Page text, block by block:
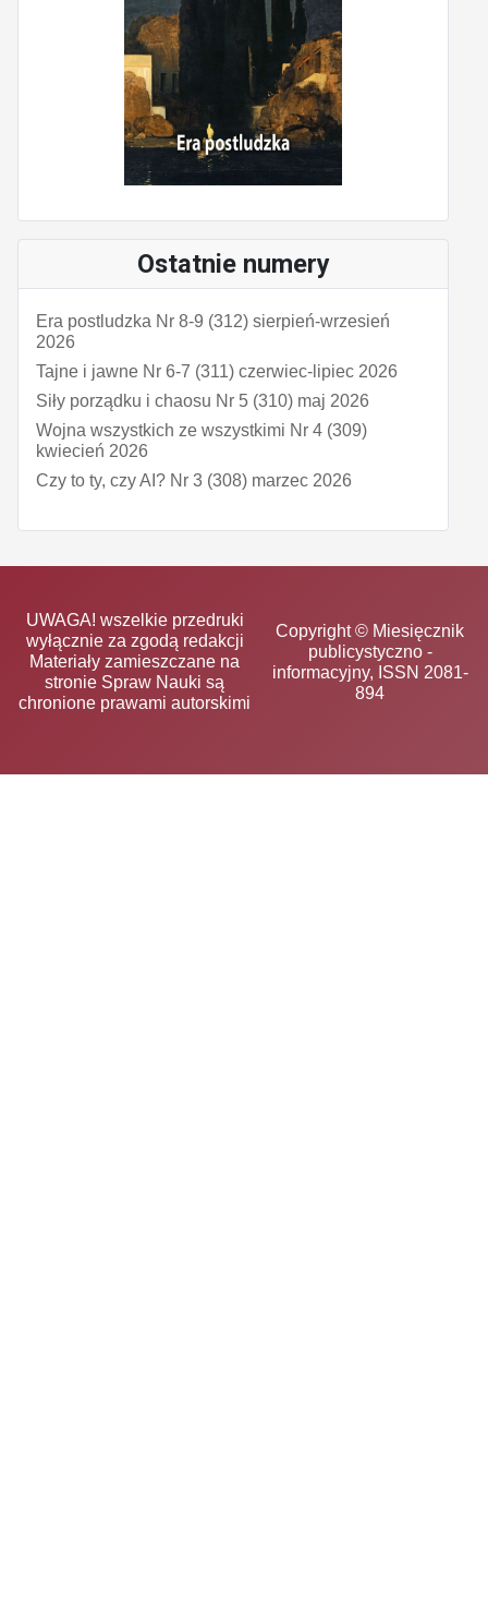
Ostatnie numery
Era postludzka Nr 8-9 (312) sierpień-wrzesień
2026
Tajne i jawne Nr 6-7 (311) czerwiec-lipiec 2026
Siły porządku i chaosu Nr 5 (310) maj 2026
Wojna wszystkich ze wszystkimi Nr 4 (309)
kwiecień 2026
Czy to ty, czy AI? Nr 3 (308) marzec 2026
UWAGA! wszelkie przedruki
wyłącznie za zgodą redakcji
Materiały zamieszczane na
stronie Spraw Nauki są
chronione prawami autorskimi
Copyright © Miesięcznik
publicystyczno -
informacyjny, ISSN 2081-
894